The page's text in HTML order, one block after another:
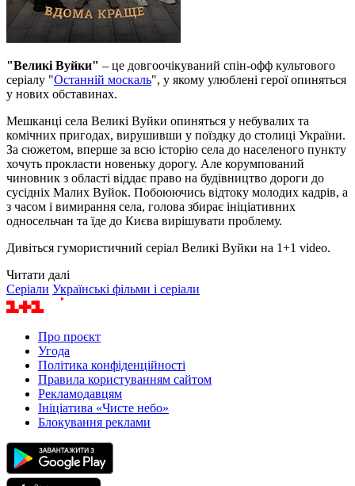
"Великі Вуйки" – це довгоочікуваний спін-офф культового
серіалу "Останній москаль", у якому улюблені герої опиняться
у нових обставинах.
Мешканці села Великі Вуйки опиняться у небувалих та
комічних пригодах, вирушивши у поїздку до столиці України.
За сюжетом, вперше за всю історію села до населеного пункту
хочуть прокласти новеньку дорогу. Але корумпований
чиновник з області віддає право на будівництво дороги до
сусідніх Малих Вуйок. Побоюючись відтоку молодих кадрів, а
з часом і вимирання села, голова збирає ініціативних
односельчан та їде до Києва вирішувати проблему.
Дивіться гумористичний серіал Великі Вуйки на 1+1 video.
Читати далі
Серіали Українські фільми і серіали
Про проєкт
Угода
Політика конфіденційності
Правила користуванням сайтом
Рекламодавцям
Ініціатива «Чисте небо»
Блокування реклами